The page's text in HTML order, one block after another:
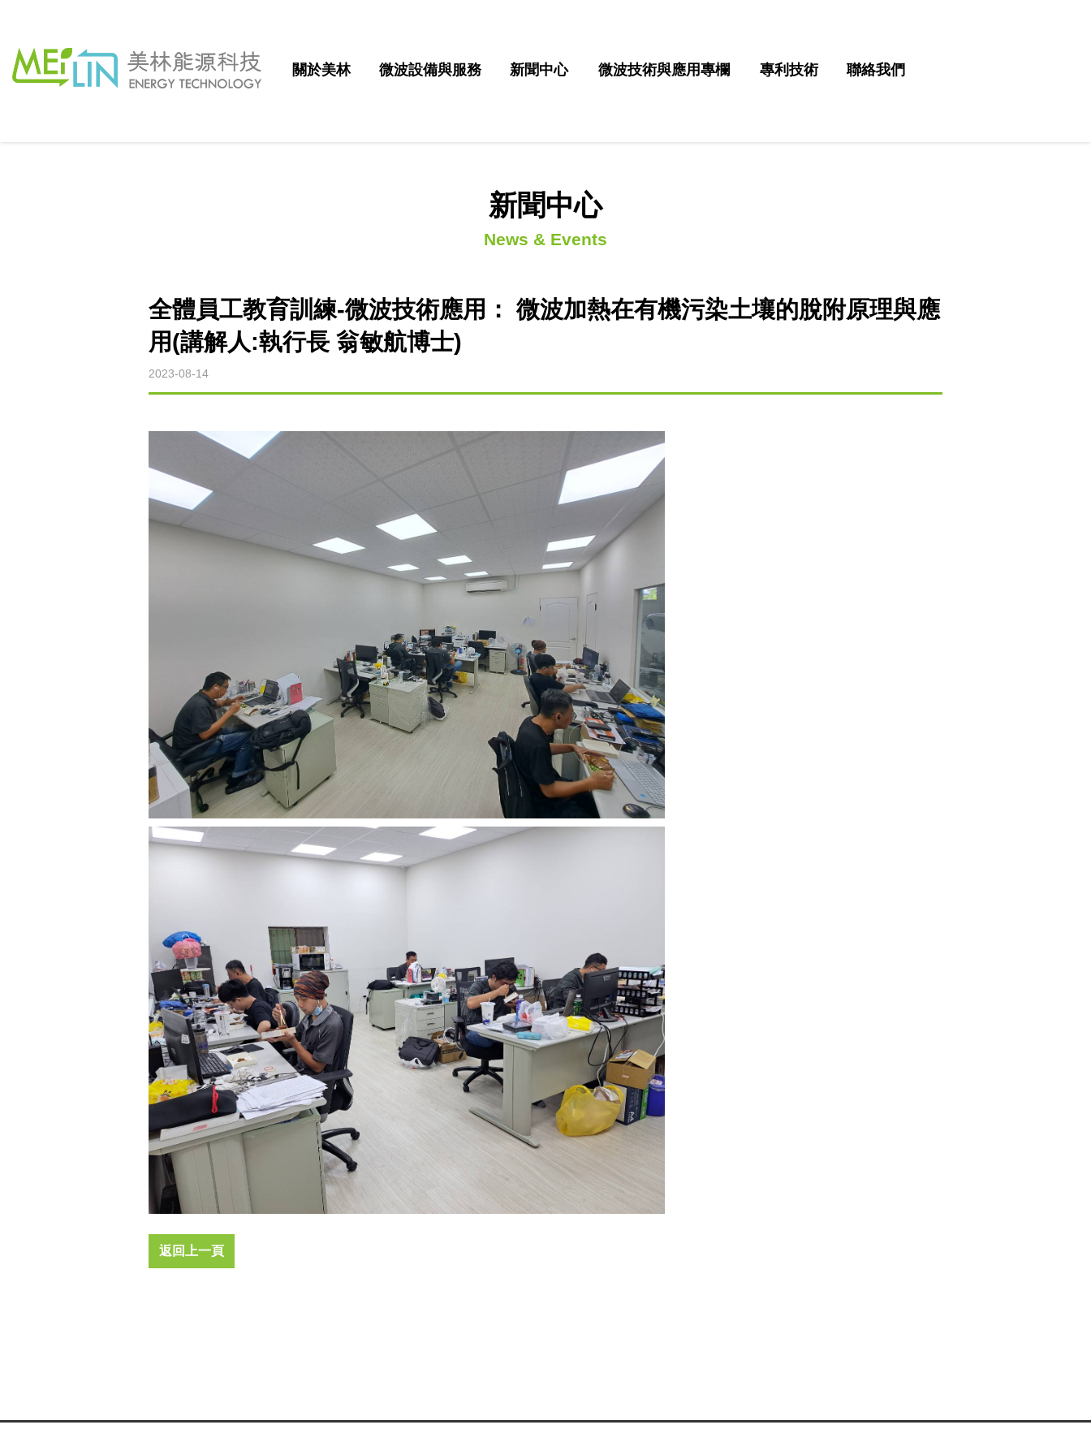
關於美林 微波設備與服務 新聞中心 微波技術與應用專欄 專利技術 聯絡我們
新聞中心
News & Events
全體員工教育訓練-微波技術應用： 微波加熱在有機污染土壤的脫附原理與應
用(講解人:執行長 翁敏航博士)
2023-08-14
返回上一頁